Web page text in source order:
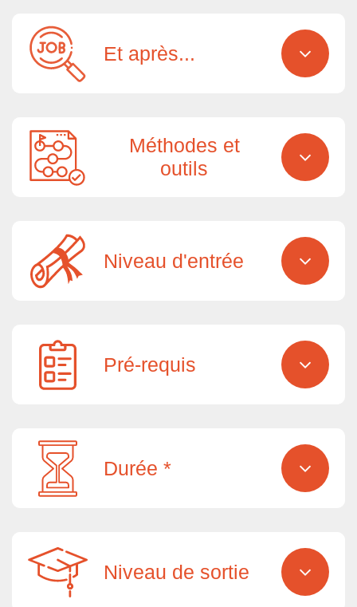
Et après...
Méthodes et
outils
Niveau d'entrée
Pré-requis
Durée *
Niveau de sortie